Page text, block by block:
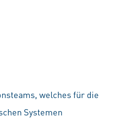
welches für die
Systemen